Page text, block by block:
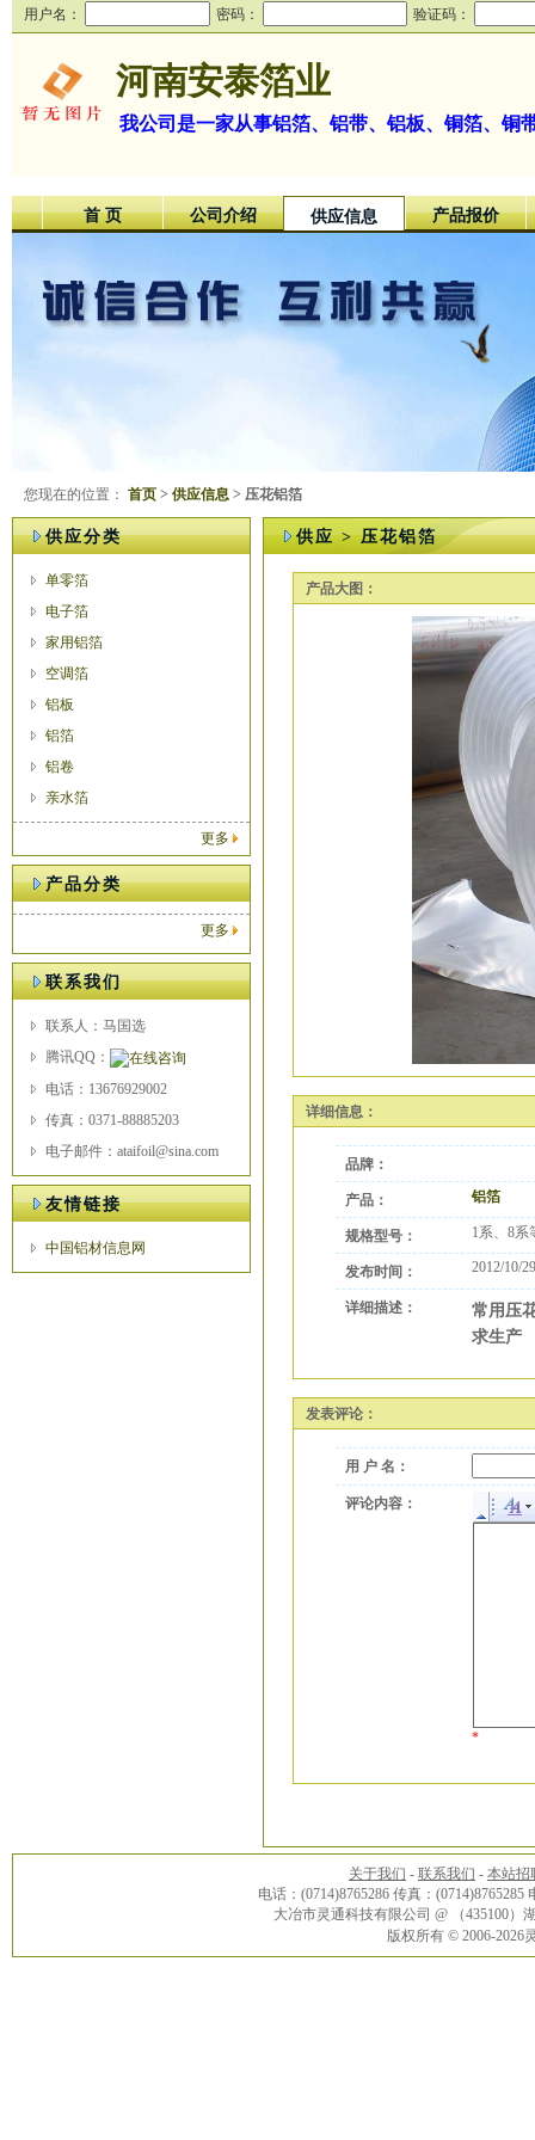
用户名： 密码： 验证码：
河南安泰箔业
我公司是一家从事铝箔、铝带、铝板、铜箔、铜
首 页 公司介绍 供应信息 产品报价
您现在的位置： 首页 > 供应信息 > 压花铝箔
供应分类
单零箔
电子箔
家用铝箔
空调箔
铝板
铝箔
铝卷
亲水箔
更多
产品分类
更多
联系我们
联系人：马国选
腾讯QQ：
电话：13676929002
传真：0371-88885203
电子邮件：ataifoil@sina.com
友情链接
中国铝材信息网
供应 > 压花铝箔
产品大图：
详细信息：
品牌：
产品： 铝箔
规格型号： 1系、8系
发布时间： 2012/10/
详细描述：
常用压
求生产
发表评论：
用 户 名：
评论内容：
*
关于我们 - 联系我们 - 本站招
电话：(0714)8765286 传真：(0714)8765285
大冶市灵通科技有限公司 @ （435100
版权所有 © 2006-2026